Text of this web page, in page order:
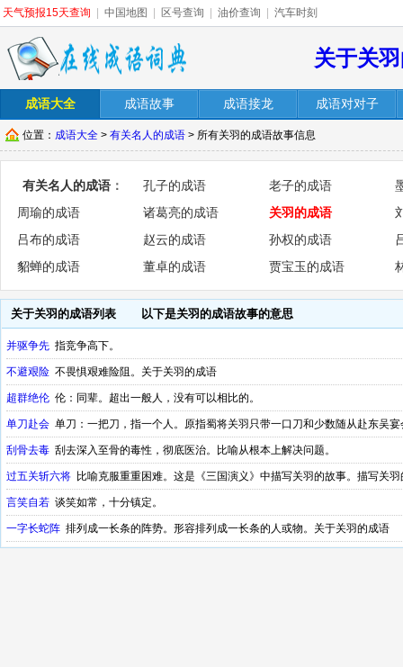
天气预报15天查询 中国地图 区号查询 油价查询 汽车时刻
关于关
成语大全 成语故事 成语接龙 成语对对子
位置： 成语大全 > 有关名人的成语 > 所有关羽的成语故事信息
有关名人的成语 ： 孔子的成语 老子的成语
周瑜的成语
诸葛亮的成语 关羽的成语
吕布的成语
赵云的成语 孙权的成语
貂蝉的成语
董卓的成语 贾宝玉的成语
关于关羽的成语列表 以下是关羽的成语故事的意思
并驱争先 指竞争高下。
不避艰险 不畏惧艰难险阻。关于关羽的成语
超群绝伦 伦：同辈。超出一般人，没有可以相比的。
单刀赴会 单刀：一把刀，指一个人。原指蜀将关羽只带一口刀和少数随从赴东吴
胆识之意。关羽的成语故事
刮骨去毒 刮去深入至骨的毒性，彻底医治。比喻从根本上解决问题。
过五关斩六将 比喻克服重重困难。这是《三国演义》中描写关羽的故事。描写关羽
言笑自若 谈笑如常，十分镇定。
一字长蛇阵 排列成一长条的阵势。形容排列成一长条的人或物。关于关羽的成语